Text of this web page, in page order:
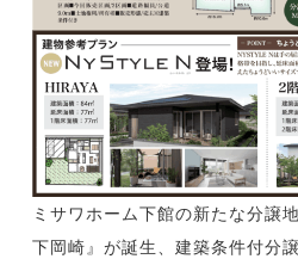
ミサワホーム下館の新たな分譲
下岡崎』が誕生、建築条件付分